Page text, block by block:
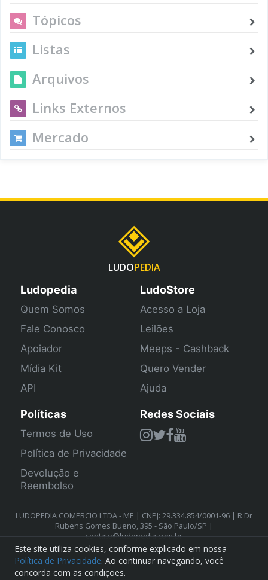
Tópicos
Listas
Arquivos
Links Externos
Mercado
LUDOPEDIA
Ludopedia
Quem Somos
Fale Conosco
Apoiador
Mídia Kit
API
LudoStore
Acesso a Loja
Leilões
Meeps - Cashback
Quero Vender
Ajuda
Políticas
Termos de Uso
Política de Privacidade
Devolução e
Reembolso
Redes Sociais
LUDOPEDIA COMERCIO LTDA - ME | CNPJ: 29.334.854/0001-96 | R Dr
Rubens Gomes Bueno, 395 - São Paulo/SP |
contato@ludopedia.com.br
Este site utiliza cookies, conforme explicado em nossa
Política de Privacidade. Ao continuar navegando, você
concorda com as condições.